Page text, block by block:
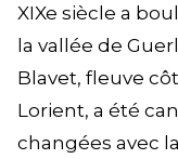
XIXe siècle a
la vallée de
Blavet, fleuve
Lorient, a été
changées avec